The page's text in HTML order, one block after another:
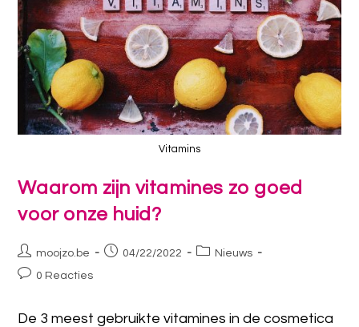
Vitamins
Waarom zijn vitamines zo goed
voor onze huid?
moojzo.be 04/22/2022
Nieuws
0 Reacties
De 3 meest gebruikte vitamines in de cosmetica